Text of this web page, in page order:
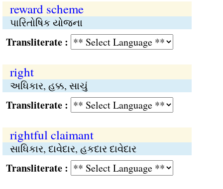
reward scheme
પારિતોષિક યોજના
:
right
અધિકાર, હક્ક, સાચું
:
rightful claimant
સાધિકાર, દાવેદાર, હકદાર દાવેદાર
: